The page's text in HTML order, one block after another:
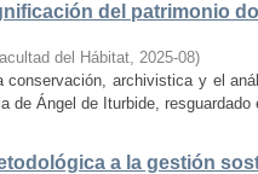
del patrimonio
del Hábitat, 2025-08)
conservación, archivistica y el
de Ángel de Iturbide,
a la gestión